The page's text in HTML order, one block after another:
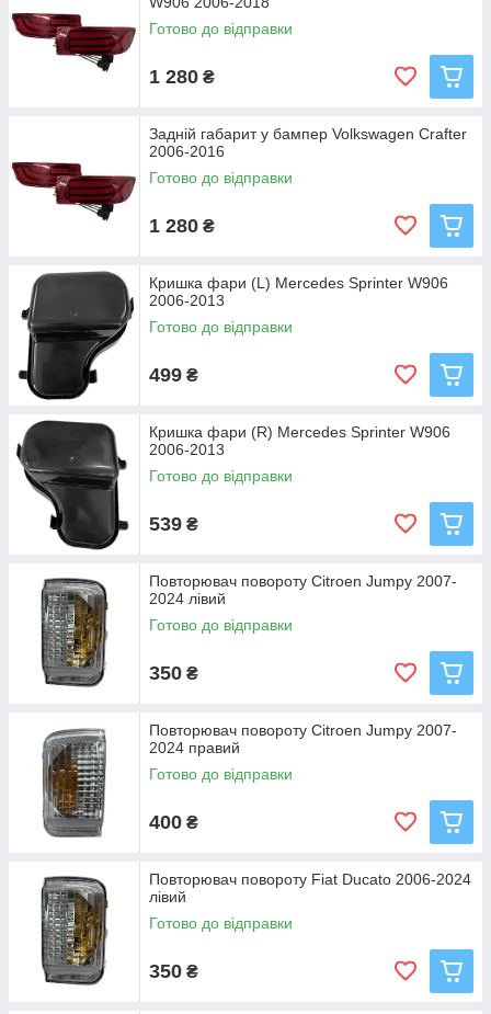
Готово до відправки
1 280 ₴
Задній габарит у бампер Volkswagen Crafter
2006-2016
Готово до відправки
1 280 ₴
Кришка фари (L) Mercedes Sprinter W906
2006-2013
Готово до відправки
499 ₴
Кришка фари (R) Mercedes Sprinter W906
2006-2013
Готово до відправки
539 ₴
Повторювач повороту Citroen Jumpy 2007-
2024 лівий
Готово до відправки
350 ₴
Повторювач повороту Citroen Jumpy 2007-
2024 правий
Готово до відправки
400 ₴
Повторювач повороту Fiat Ducato 2006-2024
лівий
Готово до відправки
350 ₴